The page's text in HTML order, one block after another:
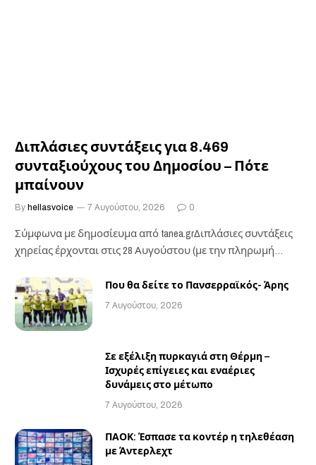
Διπλάσιες συντάξεις για 8.469
συνταξιούχους του Δημοσίου – Πότε
μπαίνουν
By hellasvoice 7 Αυγούστου, 2026 0
Σύμφωνα με δημοσίευμα από tanea.grΔιπλάσιες συντάξεις
χηρείας έρχονται στις 28 Αυγούστου (με την πληρωμή
Που θα δείτε το Πανσερραϊκός- Άρης
7 Αυγούστου, 2026
Σε εξέλιξη πυρκαγιά στη Θέρμη –
Ισχυρές επίγειες και εναέριες
δυνάμεις στο μέτωπο
7 Αυγούστου, 2026
ΠΑΟΚ: Έσπασε τα κοντέρ η τηλεθέαση
με Άντερλεχτ